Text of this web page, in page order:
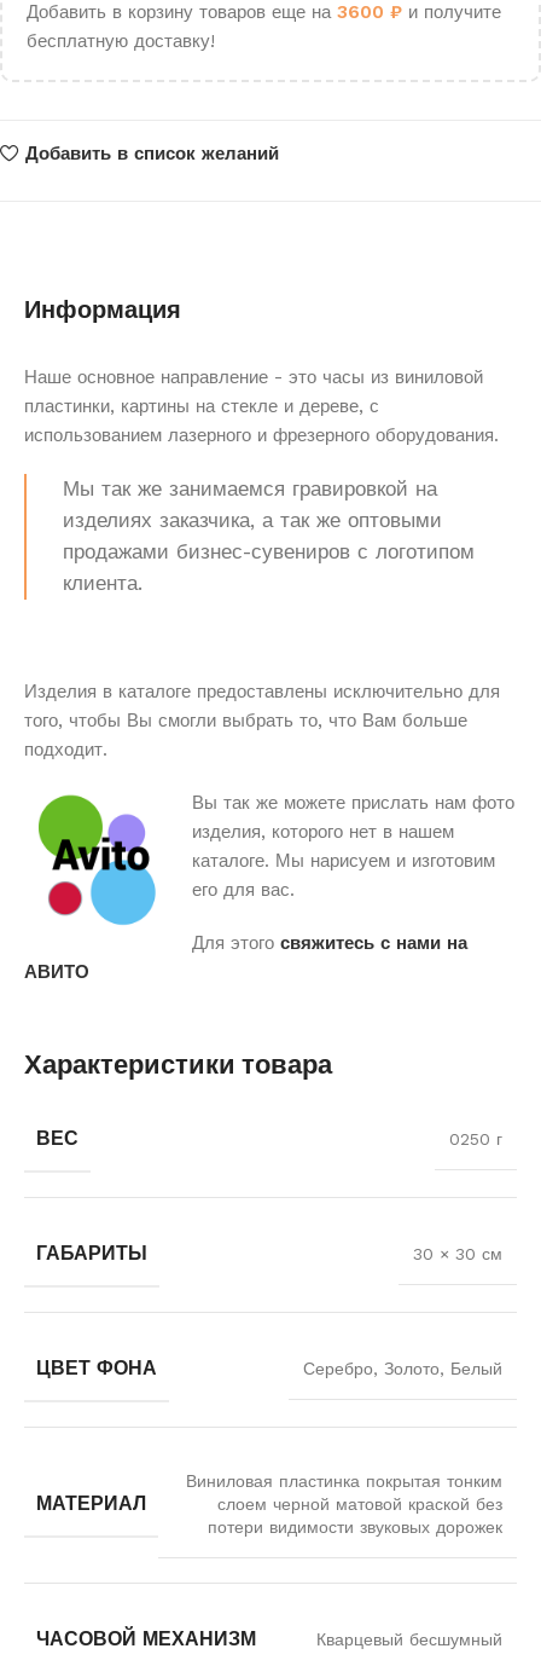
Добавить в корзину товаров еще на 3600 ₽ и получите
бесплатную доставку!
Добавить в список желаний
Информация
Наше основное направление - это часы из виниловой
пластинки, картины на стекле и дереве, с
использованием лазерного и фрезерного оборудования.
Мы так же занимаемся гравировкой на
изделиях заказчика, а так же оптовыми
продажами бизнес-сувениров с логотипом
клиента.
Изделия в каталоге предоставлены исключительно для
того, чтобы Вы смогли выбрать то, что Вам больше
подходит.
Вы так же можете прислать нам фото
изделия, которого нет в нашем
каталоге. Мы нарисуем и изготовим
его для вас.
Для этого свяжитесь с нами на
АВИТО
Характеристики товара
ВЕС 0250 г
ГАБАРИТЫ 30 × 30 см
ЦВЕТ ФОНА Серебро, Золото, Белый
МАТЕРИАЛ
Виниловая пластинка покрытая тонким
слоем черной матовой краской без
потери видимости звуковых дорожек
ЧАСОВОЙ МЕХАНИЗМ Кварцевый бесшумный